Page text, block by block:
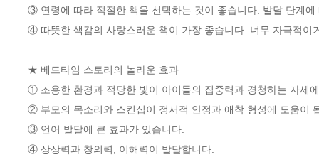
③ 연령에 따라 적절한 책을 선택하는 것이 좋습니다. 발달 단계
④ 따뜻한 색감의 사랑스러운 책이 가장 좋습니다. 너무 자극적이
★ 베드타임 스토리의 놀라운 효과
① 조용한 환경과 적당한 빛이 아이들의 집중력과 경청하는 자세
② 부모의 목소리와 스킨십이 정서적 안정과 애착 형성에 도움이
③ 언어 발달에 큰 효과가 있습니다.
④ 상상력과 창의력, 이해력이 발달합니다.